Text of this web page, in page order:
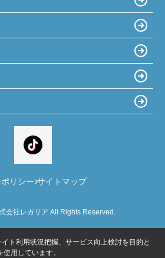
リシー サイトマップ
会社レガリア All Rights Reserved.
ト利用状況把握、サービス向上検討を目的と
用しています。